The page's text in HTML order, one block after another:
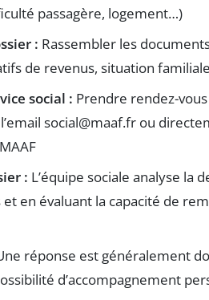
passagère, logement…)
: Rassembler les
de revenus, situation
social : Prendre rendez-
social@maaf.fr ou
: L’équipe sociale analyse la
en évaluant la capacité de
réponse est généralement
d’accompagnement